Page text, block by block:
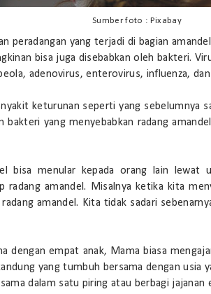
Sumber foto : Pixabay
peradangan yang terjadi di bagian
bisa juga disebabkan oleh bakteri.
adenovirus, enterovirus, influenza,
keturunan seperti yang sebelumnya
bakteri yang menyebabkan radang
bisa menular kepada orang lain lewat
radang amandel. Misalnya ketika kita
radang amandel. Kita tidak sadari
dengan empat anak, Mama biasa
yang tumbuh bersama dengan usia
dalam satu piring atau berbagi jajanan